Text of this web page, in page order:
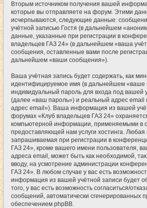
Вторым источником получения вашей
которые вы отправляете на форум. Этими
исчерпываются, следующие данные:
учётной записью Гостя (в дальнейшем
данные, указанные при регистрации в
владельцев ГАЗ 24» (в дальнейшем «ваша
сообщения, оставленные вами после
дальнейшем «ваши сообщения»).
Ваша учётная запись будет содержать, как
идентифицируемое имя (в дальнейшем «ваше
индивидуальный пароль для входа под вашей
(далее «ваш пароль») и реальный адрес
адрес email»). Ваша информация из вашей
форумах «Клуб владельцев ГАЗ 24»
компьютерной информации, применяемыми в
предоставляющей нам услуги хостинга.
запрашиваемая при регистрации в
ГАЗ 24», кроме вашего имени пользователя,
адреса email, может быть как необходимой,
вводу, на усмотрение администрации
ГАЗ 24». В любом случае у вас есть
информация из вашей учётной записи будет
того, у вас есть возможность согласиться/
сообщений, автоматически сгенерированных
обеспечением phpBB.